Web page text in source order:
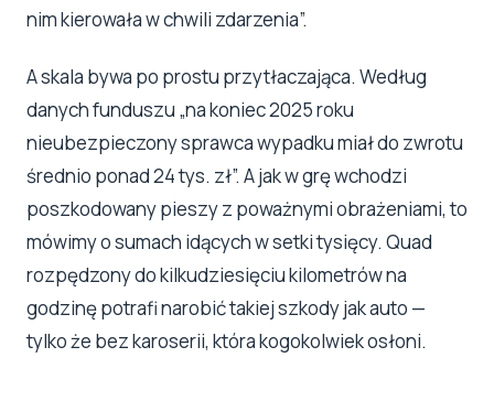
nim kierowała w chwili zdarzenia”.
A skala bywa po prostu przytłaczająca. Według
danych funduszu „na koniec 2025 roku
nieubezpieczony sprawca wypadku miał do zwrotu
średnio ponad 24 tys. zł”. A jak w grę wchodzi
poszkodowany pieszy z poważnymi obrażeniami, to
mówimy o sumach idących w setki tysięcy. Quad
rozpędzony do kilkudziesięciu kilometrów na
godzinę potrafi narobić takiej szkody jak auto —
tylko że bez karoserii, która kogokolwiek osłoni.